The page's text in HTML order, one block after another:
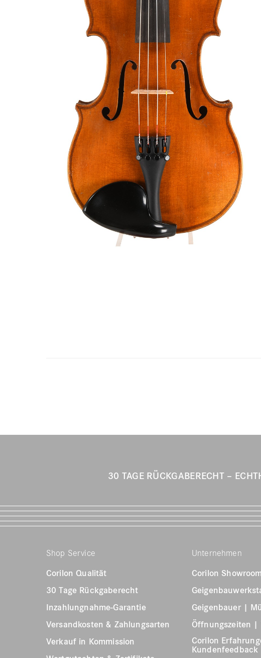
30 TAGE RÜCKGABERECHT
Shop Service
Corilon Qualität
30 Tage Rückgaberecht
Inzahlungnahme-Garantie
Versandkosten & Zahlungsarten
Verkauf in Kommission
Unternehmen
Corilon
Geigenbauer |
Öffnungszeiten |
Corilon
Kundenfeedback